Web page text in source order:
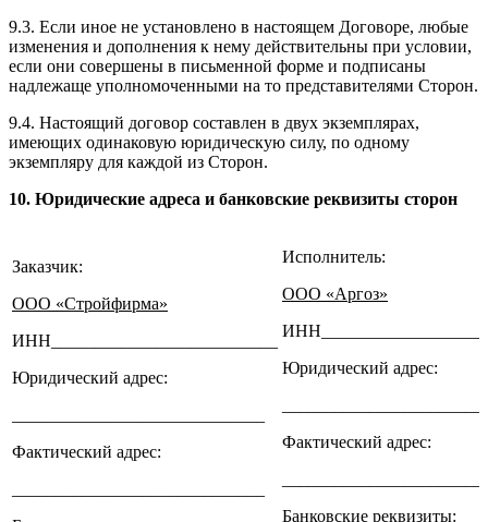
9.3. Если иное не установлено в настоящем Договоре, любые
изменения и дополнения к нему действительны при условии,
если они совершены в письменной форме и подписаны
надлежаще уполномоченными на то представителями Сторон.
9.4. Настоящий договор составлен в двух экземплярах,
имеющих одинаковую юридическую силу, по одному
экземпляру для каждой из Сторон.
10. Юридические адреса и банковские реквизиты сторон
Заказчик:
ООО «Стройфирма»
ИНН__________________________
Юридический адрес:
Фактический адрес:
Исполнитель:
ООО «Аргоз»
Юридический адрес:
Фактический адрес:
Банковские реквизиты: